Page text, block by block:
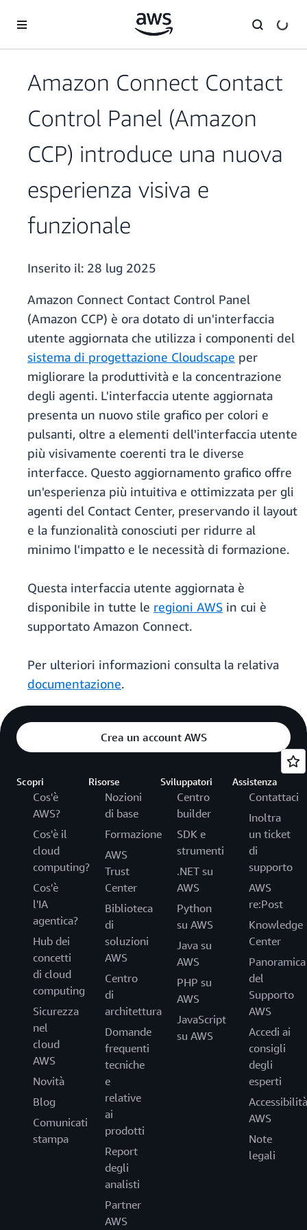
Amazon Connect Contact
Control Panel (Amazon
CCP) introduce una nuova
esperienza visiva e
funzionale
Inserito il: 28 lug 2025
Amazon Connect Contact Control Panel
(Amazon CCP) è ora dotato di un'interfaccia
utente aggiornata che utilizza i componenti del
sistema di progettazione Cloudscape per
migliorare la produttività e la concentrazione
degli agenti. L'interfaccia utente aggiornata
presenta un nuovo stile grafico per colori e
pulsanti, oltre a elementi dell'interfaccia utente
più visivamente coerenti tra le diverse
interfacce. Questo aggiornamento grafico offre
un'esperienza più intuitiva e ottimizzata per gli
agenti del Contact Center, preservando il layout
e la funzionalità conosciuti per ridurre al
minimo l'impatto e le necessità di formazione.
Questa interfaccia utente aggiornata è
disponibile in tutte le regioni AWS in cui è
supportato Amazon Connect.
Per ulteriori informazioni consulta la relativa
documentazione.
Crea un account AWS
Scopri
Cos'è
AWS?
Cos'è il
cloud
computing?
Cos'è
l'IA
agentica?
Hub dei
concetti
di cloud
computing
Sicurezza
nel
cloud
AWS
Novità
Blog
Comunicati
stampa
Risorse
Nozioni
di base
Formazione
AWS
Trust
Center
Biblioteca
di
soluzioni
AWS
Centro
di
architettura
Domande
frequenti
tecniche
e
relative
ai
prodotti
Report
degli
analisti
Partner
AWS
Sviluppatori
Centro
builder
SDK e
strumenti
.NET su
AWS
Python
su AWS
Java su
AWS
PHP su
AWS
JavaScript
su AWS
Assistenza
Contattaci
Inoltra
un ticket
di
supporto
AWS
re:Post
Knowledge
Center
Panoramica
del
Supporto
AWS
Accedi ai
consigli
degli
esperti
Accessibilità
AWS
Note
legali